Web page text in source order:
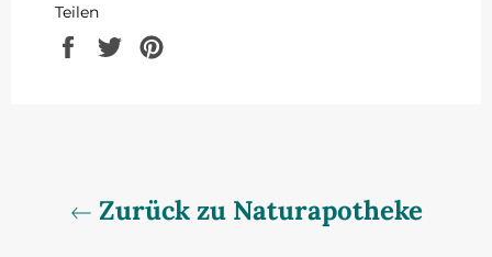
Teilen
Auf
Facebook
Auf
Twitter
Zurück zu Naturapotheke